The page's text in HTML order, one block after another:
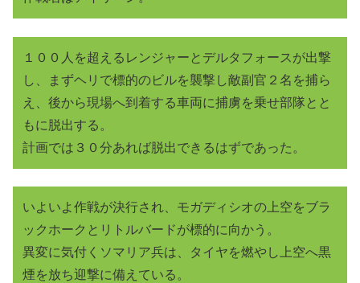
１００人を超えるレンジャーとデルタフォースが出撃
し、まずヘリで標的のビルを襲撃し敵副官２名を捕ら
え、後から現場へ到着する車両に捕虜を乗せ部隊とと
もに脱出する。
計画では３０分あれば脱出できるはずであった。
いよいよ作戦が決行され、モガディシオの上空をブラ
ックホークとリトルバードが標的に向かう。
異変に気付くソマリア兵は、タイヤを燃やし上空へ黒
煙を放ち迎撃に備えている。